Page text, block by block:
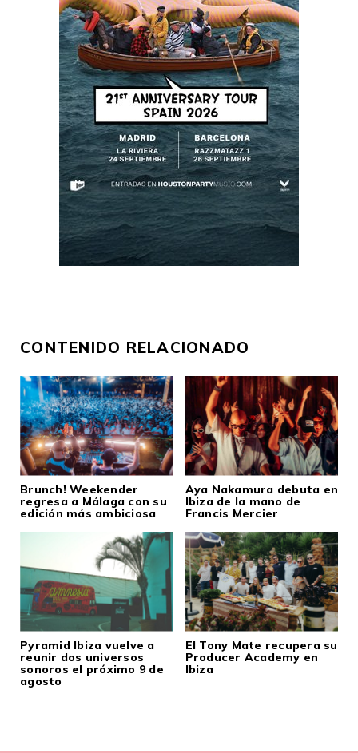
CONTENIDO RELACIONADO
Brunch! Weekender
regresa a Málaga con su
edición más ambiciosa
Aya Nakamura debuta en
Ibiza de la mano de
Francis Mercier
Pyramid Ibiza vuelve a
reunir dos universos
sonoros el próximo 9 de
agosto
El Tony Mate recupera su
Producer Academy en
Ibiza